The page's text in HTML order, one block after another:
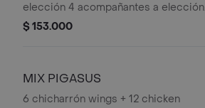
elección 4 acompañantes a elección
4 mazorcas al estilo Pigasus 5 dedos
$ 153.000
MIX PIGASUS
6 chicharrón wings + 12 chicken